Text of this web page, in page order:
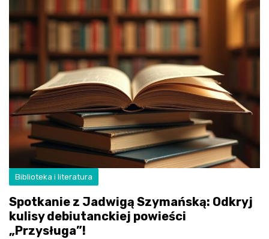
Biblioteka i literatura
Spotkanie z Jadwigą Szymańską: Odkryj
kulisy debiutanckiej powieści
„Przysługa”!